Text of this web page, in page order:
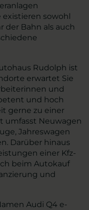
existieren sowohl
der Bahn als auch
Rudolph ist
erwartet Sie
und
und hoch
gerne zu einer
umfasst Neuwagen
Jahreswagen
Darüber hinaus
einer Kfz-
beim Autokauf
und
Audi Q4 e-